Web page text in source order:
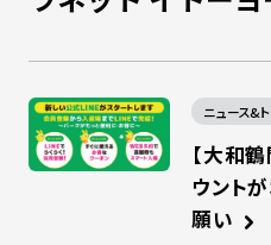
ニュース&
【大和
ウント
願い